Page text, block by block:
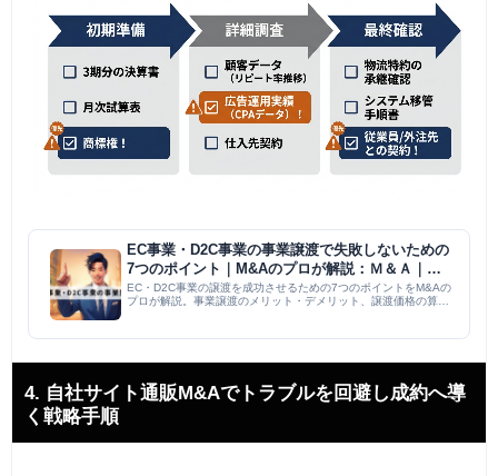
EC事業・D2C事業の事業譲渡で失敗しないための
7つのポイント｜M&Aのプロが解説：Ｍ＆Ａ｜M
＆A PMI コラム
EC・D2C事業の譲渡を成功させるための7つのポイントをM&Aの
プロが解説。事業譲渡のメリット・デメリット、譲渡価格の算定
義...
4. 自社サイト通販M&Aでトラブルを回避し成約へ導
く戦略手順